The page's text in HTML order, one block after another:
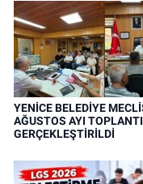
YENİCE BELEDİYE
AĞUSTOS AYI
GERÇEKLEŞTİRİLDİ